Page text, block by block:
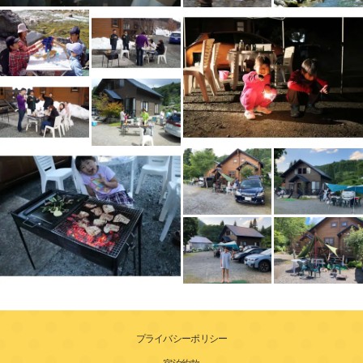
プライバシーポリシー